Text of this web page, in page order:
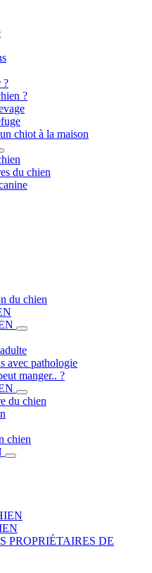
?
?
chiot à la maison
du chien
du chien
avec pathologie
manger.. ?
du chien
chien
PROPRIÉTAIRES DE